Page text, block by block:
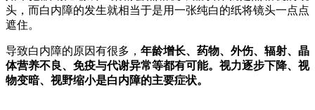
头，而白内障的发生就相当于是用一张纯白的纸将镜头一点点
遮住。
导致白内障的原因有很多， 年龄增长、药物、外伤、辐射、晶
体营养不良、免疫与代谢异常等都有可能。视力逐步下降、视
物变暗、视野缩小是白内障的主要症状。